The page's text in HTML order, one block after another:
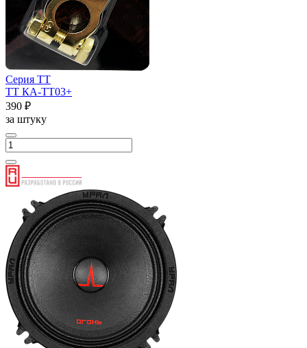
Серия ТТ
ТТ КА-ТТ03+
390 ₽
за штуку